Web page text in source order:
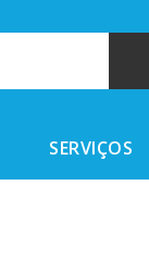
SERVIÇOS